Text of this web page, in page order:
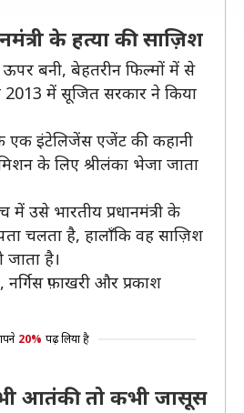
के हत्या की साज़िश
बनी, बेहतरीन फिल्मों में से
2013 में सूजित सरकार ने किया
एक इंटेलिजेंस एजेंट की कहानी
के लिए श्रीलंका भेजा जाता
में उसे भारतीय प्रधानमंत्री के
चलता है, हालाँकि वह साज़िश
जाता है।
नर्गिस फ़ाखरी और प्रकाश
20% पढ़ लिया है
आतंकी तो कभी जासूस